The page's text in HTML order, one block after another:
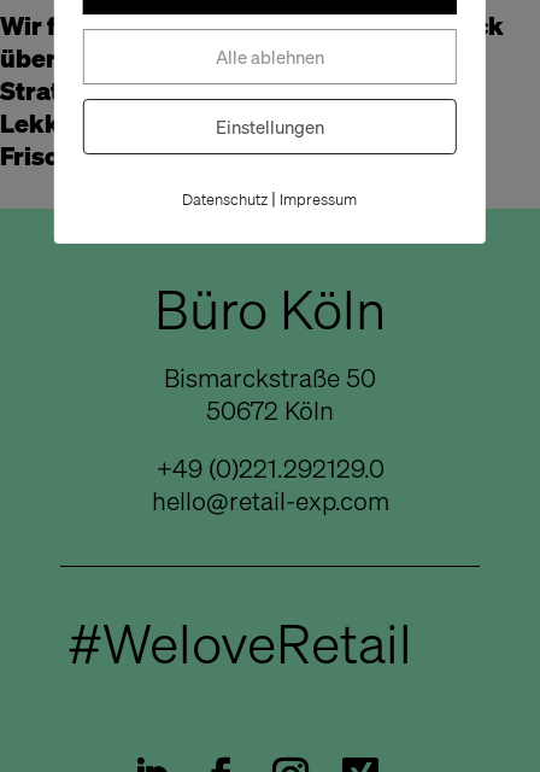
Wir freuen uns zusammen mit Frank Fleck
über diese Auszeichnung, der als Leiter
Strategie und Geschäftsentwicklung bei
Lekkerland auch für das Shopkonzept
Frischwerk® verantwortlich ist“
Büro Köln
Bismarckstraße 50
50672 Köln
+49 (0)221.292129.0
hello@retail-exp.com
#WeloveRetail
Alle ablehnen
Einstellungen
Datenschutz | Impressum